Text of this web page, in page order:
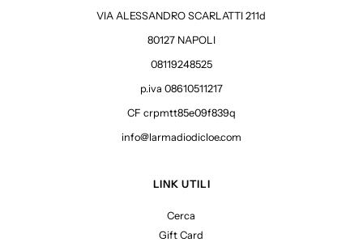
VIA ALESSANDRO SCARLATTI 211d
80127 NAPOLI
08119248525
p.iva 08610511217
CF crpmtt85e09f839q
info@larmadiodicloe.com
LINK UTILI
Cerca
Gift Card